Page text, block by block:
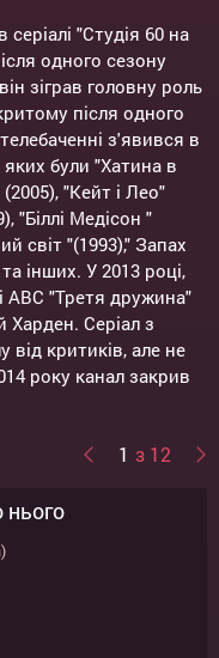
"Студія 60 на
одного сезону
зіграв головну роль
після одного
з'явився в
були "Хатина в
"Кейт і Лео"
"Біллі Медісон "
світ "(1993)," Запах
інших. У 2013 році,
ABC "Третя дружина"
Серіал з
критиків, але не
року канал закрив
1 з 12
ньогомонстрів
пригоди)
бойовик, кримінал)
трилер)
історичний, біографія)
Бенкса
Австралія (драма)